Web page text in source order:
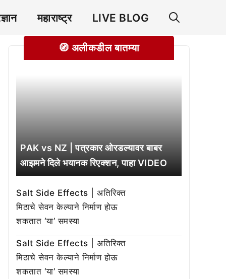
महाराष्ट्र LIVE BLOG
🧭 अलीकडील बातम्या
PAK vs NZ | पत्रकार ओरडल्यावर बाबर
आझमने दिले भयानक रिएक्शन, पाहा VIDEO
Salt Side Effects | अतिरिक्त
मिठाचे सेवन केल्याने निर्माण होऊ
शकतात ‘या’ समस्या
Salt Side Effects | अतिरिक्त
मिठाचे सेवन केल्याने निर्माण होऊ
शकतात ‘या’ समस्या